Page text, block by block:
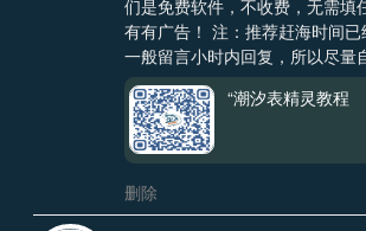
们是免费软件，不收费，无需填
有有广告！ 注：推荐赶海时间已
一般留言小时内回复，所以尽量
“潮汐表精灵教程
删除